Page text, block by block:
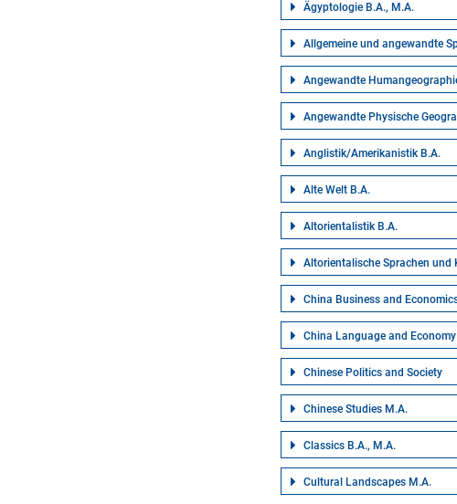
Ägyptologie B.A., M.A.
Allgemeine und angewandte
Angewandte
Angewandte Physische
Anglistik/Amerikanistik B.A.
Alte Welt B.A.
Altorientalistik B.A.
Altorientalische Sprachen und
China Business and
China Language and
Chinese Politics and Society
Chinese Studies M.A.
Classics B.A., M.A.
Cultural Landscapes M.A.